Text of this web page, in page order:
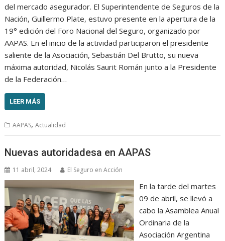
del mercado asegurador. El Superintendente de Seguros de la
Nación, Guillermo Plate, estuvo presente en la apertura de la
19° edición del Foro Nacional del Seguro, organizado por
AAPAS. En el inicio de la actividad participaron el presidente
saliente de la Asociación, Sebastián Del Brutto, su nueva
máxima autoridad, Nicolás Saurit Román junto a la Presidente
de la Federación…
LEER MÁS
AAPAS,Actualidad
Nuevas autoridadesa en AAPAS
11 abril, 2024 El Seguro en Acción
En la tarde del martes
09 de abril, se llevó a
cabo la Asamblea Anual
Ordinaria de la
Asociación Argentina